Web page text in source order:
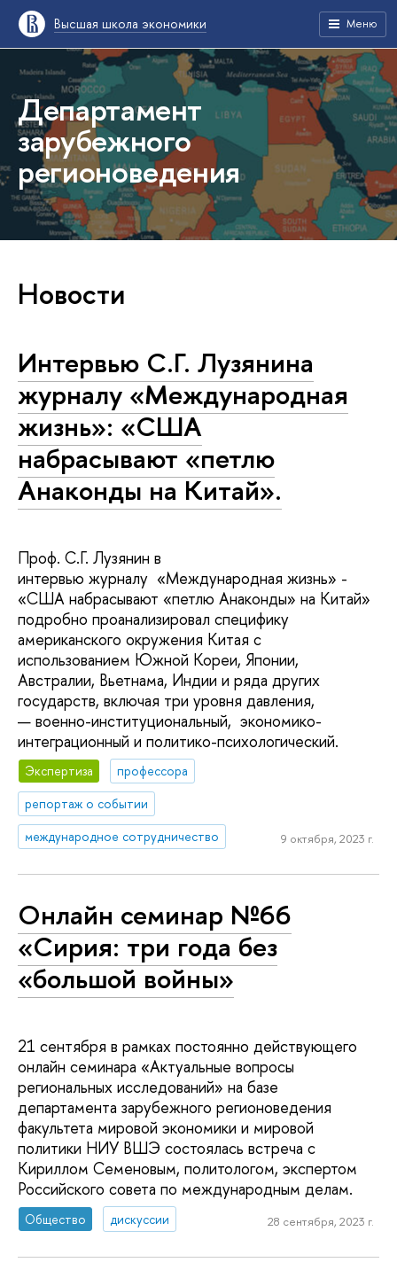
Высшая школа экономики Меню
Департамент
зарубежного
регионоведения
Новости
Интервью С.Г. Лузянина
журналу «Международная
жизнь»: «США
набрасывают «петлю
Анаконды на Китай».
Проф. С.Г. Лузянин в
интервью журналу «Международная жизнь» -
«США набрасывают «петлю Анаконды» на Китай»
подробно проанализировал специфику
американского окружения Китая с
использованием Южной Кореи, Японии,
Австралии, Вьетнама, Индии и ряда других
государств, включая три уровня давления,
— военно-институциональный, экономико-
интеграционный и политико-психологический.
Экспертиза
профессора
репортаж о событии
международное сотрудничество
9 октября, 2023 г.
Онлайн семинар №66
«Сирия: три года без
«большой войны»
21 сентября в рамках постоянно действующего
онлайн семинара «Актуальные вопросы
региональных исследований» на базе
департамента зарубежного регионоведения
факультета мировой экономики и мировой
политики НИУ ВШЭ состоялась встреча с
Кириллом Семеновым, политологом, экспертом
Российского совета по международным делам.
Общество дискуссии 28 сентября, 2023 г.